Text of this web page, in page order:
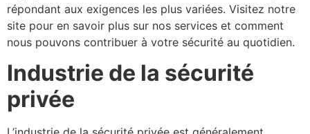
répondant aux exigences les plus variées. Visitez notre
site pour en savoir plus sur nos services et comment
nous pouvons contribuer à votre sécurité au quotidien.
Industrie de la sécurité
privée